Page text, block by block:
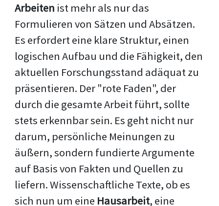
Arbeiten ist mehr als nur das
Formulieren von Sätzen und Absätzen.
Es erfordert eine klare Struktur, einen
logischen Aufbau und die Fähigkeit, den
aktuellen Forschungsstand adäquat zu
präsentieren. Der "rote Faden", der
durch die gesamte Arbeit führt, sollte
stets erkennbar sein. Es geht nicht nur
darum, persönliche Meinungen zu
äußern, sondern fundierte Argumente
auf Basis von Fakten und Quellen zu
liefern. Wissenschaftliche Texte, ob es
sich nun um eine Hausarbeit, eine